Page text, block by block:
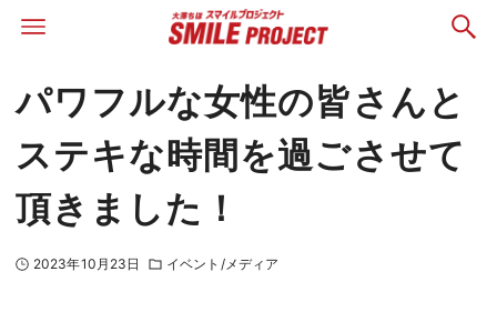
パワフルな女性の皆さんと
ステキな時間を過ごさせて
頂きました！
2023年10月23日 イベント/メディア